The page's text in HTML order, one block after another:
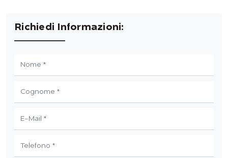
Richiedi Informazioni: